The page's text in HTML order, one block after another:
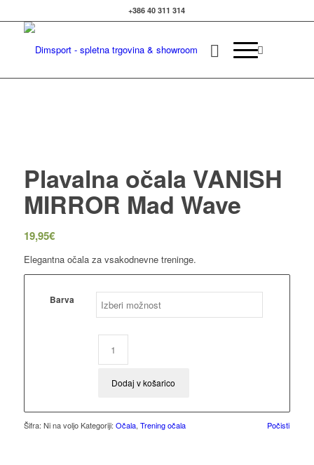
+386 40 311 314
Plavalna očala VANISH
MIRROR Mad Wave
19,95€
Elegantna očala za vsakodnevne treninge.
Barva
Počisti
Dodaj v košarico
Šifra: Ni na voljo Kategoriji: Očala, Trening očala
Izvedite več OK, sprejmi piškotke.